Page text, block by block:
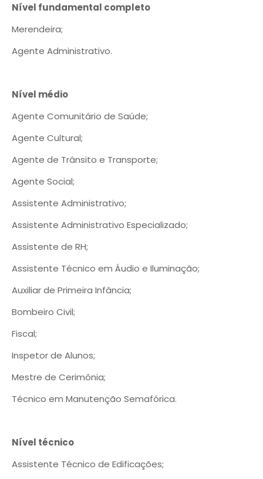
Nível fundamental completo
Merendeira;
Agente Administrativo.
Nível médio
Agente Comunitário de Saúde;
Agente Cultural;
Agente de Trânsito e Transporte;
Agente Social;
Assistente Administrativo;
Assistente Administrativo Especializado;
Assistente de RH;
Assistente Técnico em Áudio e Iluminação;
Auxiliar de Primeira Infância;
Bombeiro Civil;
Fiscal;
Inspetor de Alunos;
Mestre de Cerimônia;
Técnico em Manutenção Semafórica.
Nível técnico
Assistente Técnico de Edificações;